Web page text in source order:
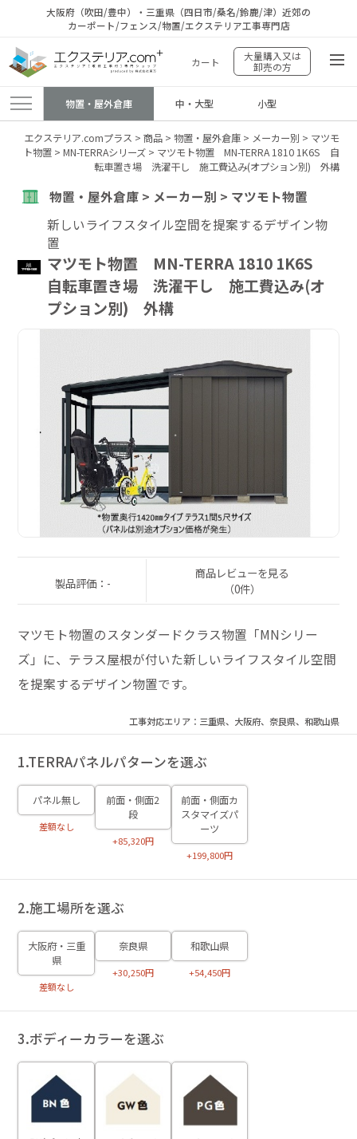
大阪府（吹田/豊中）・三重県（四日市/桑名/鈴鹿/津）近郊の
カーポート/フェンス/物置/エクステリア工事専門店
カート
大量購入又は
卸売の方
物置・屋外倉庫 中・大型 小型
エクステリア.comプラス > 商品> 物置・屋外倉庫> メーカー別 > マツモ
ト物置> MN-TERRAシリーズ> マツモト物置 MN-TERRA 1810 1K6S 自
転車置き場 洗濯干し 施工費込み(オプション別) 外構
物置・屋外倉庫 > メーカー別 > マツモト物置
新しいライフスタイル空間を提案するデザイン物
置
マツモト物置 MN-TERRA 1810 1K6S
自転車置き場 洗濯干し 施工費込み(オ
プション別) 外構
製品評価：-
商品レビューを見る
（0件）
マツモト物置のスタンダードクラス物置「MNシリー
ズ」に、テラス屋根が付いた新しいライフスタイル空間
を提案するデザイン物置です。
工事対応エリア：三重県、大阪府、奈良県、和歌山県
1.TERRAパネルパターンを選ぶ
パネル無し
差額なし
前面・側面2
段
+85,320円
前面・側面カ
スタマイズパ
ーツ
+199,800円
2.施工場所を選ぶ
大阪府・三重
県
差額なし
奈良県
+30,250円
和歌山県
+54,450円
3.ボディーカラーを選ぶ